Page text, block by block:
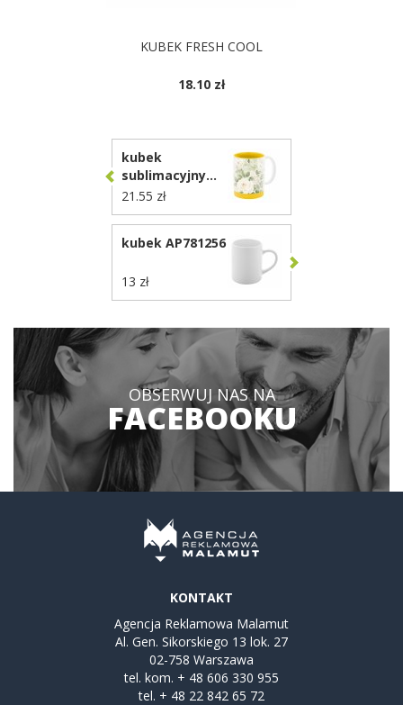
KUBEK FRESH COOL
18.10 zł
kubek
sublimacyjny
AP862012
21.55 zł
kubek AP781256
13 zł
OBSERWUJ NAS NA
FACEBOOKU
KONTAKT
Agencja Reklamowa Malamut
Al. Gen. Sikorskiego 13 lok. 27
02-758 Warszawa
tel. kom. + 48 606 330 955
tel. + 48 22 842 65 72